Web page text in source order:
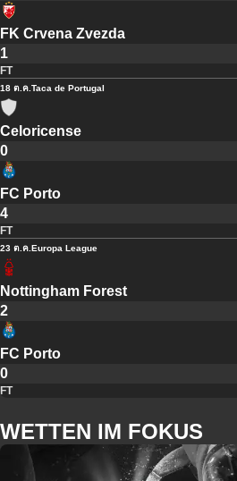
FK Crvena Zvezda
1
FT
18 ต.ค. Taca de Portugal
Celoricense
0
FC Porto
4
FT
23 ต.ค. Europa League
Nottingham Forest
2
FC Porto
0
FT
WETTEN IM FOKUS